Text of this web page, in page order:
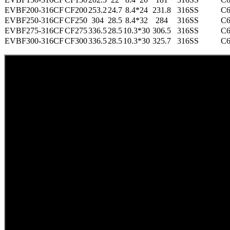
EVBF200-316CFCF200253.2 24.7 8.4*24 231.8 316SS
EVBF250-316CFCF250 304 28.5 8.4*32 284 316SS
EVBF275-316CFCF275336.528.510.3*30 306.5 316SS
EVBF300-316CFCF300336.528.510.3*30 325.7 316SS